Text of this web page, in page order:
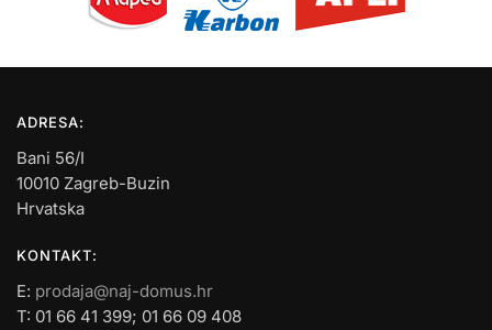
ADRESA:
Bani 56/I
10010 Zagreb-Buzin
Hrvatska
KONTAKT:
E: prodaja@naj-domus.hr
T: 01 66 41 399; 01 66 09 408